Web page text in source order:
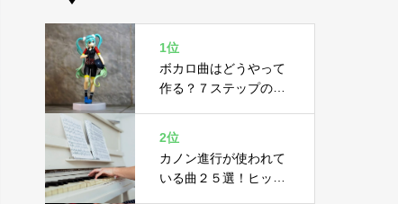
1位
ボカロ曲はどうやって
作る？７ステップの作
2位
カノン進行が使われて
いる曲２５選！ヒット